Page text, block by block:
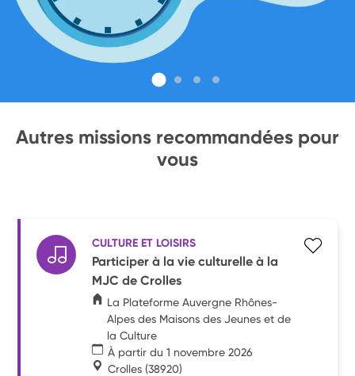
Autres missions recommandées pour
vous
CULTURE ET LOISIRS
Participer à la vie culturelle à la
MJC de Crolles
La Plateforme Auvergne Rhônes-
Alpes des Maisons des Jeunes et de
la Culture
À partir du 1 novembre 2026
Crolles (38920)